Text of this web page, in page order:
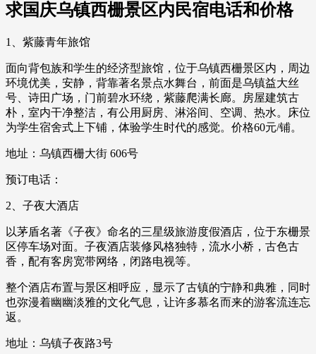
求国庆乌镇西栅景区内民宿电话和价格
1、紫藤青年旅馆
面向背包族和学生的经济型旅馆，位于乌镇西栅景区内，周边
环境优美，安静，背靠著名景点水舞台，前面是乌镇益大丝
号、诗田广场，门前碧水环绕，紫藤爬满长廊。房屋建筑古
朴，室内干净整洁，有公用厨房、淋浴间、空调、热水。床位
为学生宿舍式上下铺，体验学生时代的感觉。价格60元/铺。
地址：乌镇西栅大街 606号
预订电话：
2、子夜大酒店
以茅盾名著《子夜》命名的三星级旅游度假酒店，位于东栅景
区停车场对面。子夜酒店装修风格独特，流水小桥，古色古
香，配有客房宽带网络，闭路电视等。
整个酒店布置与景区相呼应，显示了古镇的宁静和典雅，同时
也弥漫着幽幽淡雅的文化气息，让许多慕名而来的游客流连忘
返。
地址：乌镇子夜路3号